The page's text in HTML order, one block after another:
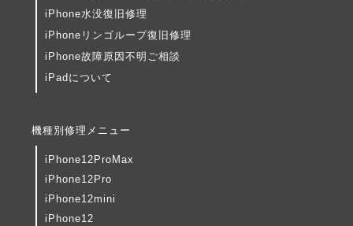
iPhone水没復旧修理
iPhoneリンゴループ復旧修理
iPhone故障原因不明ご相談
iPadについて
機種別修理メニュー
iPhone12ProMax
iPhone12Pro
iPhone12mini
iPhone12